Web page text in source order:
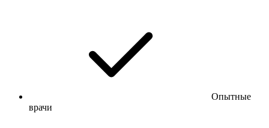
Опытные
врачи